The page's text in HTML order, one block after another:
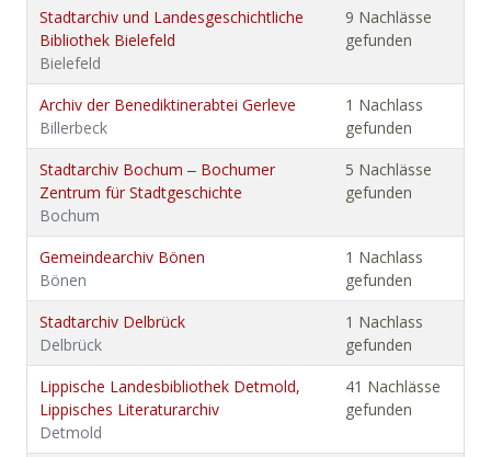
Stadtarchiv und Landesgeschichtliche
Bibliothek Bielefeld
Bielefeld
9 Nachlässe
gefunden
Archiv der Benediktinerabtei Gerleve
Billerbeck
1 Nachlass
gefunden
Stadtarchiv Bochum ‒ Bochumer
Zentrum für Stadtgeschichte
Bochum
5 Nachlässe
gefunden
Gemeindearchiv Bönen
Bönen
1 Nachlass
gefunden
Stadtarchiv Delbrück
Delbrück
1 Nachlass
gefunden
Lippische Landesbibliothek Detmold,
Lippisches Literaturarchiv
Detmold
41 Nachlässe
gefunden